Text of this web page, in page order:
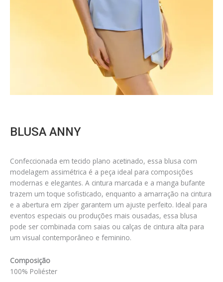
BLUSA ANNY
Confeccionada em tecido plano acetinado, essa blusa com
modelagem assimétrica é a peça ideal para composições
modernas e elegantes. A cintura marcada e a manga bufante
trazem um toque sofisticado, enquanto a amarração na cintura
e a abertura em zíper garantem um ajuste perfeito. Ideal para
eventos especiais ou produções mais ousadas, essa blusa
pode ser combinada com saias ou calças de cintura alta para
um visual contemporâneo e feminino.
Composição
100% Poliéster